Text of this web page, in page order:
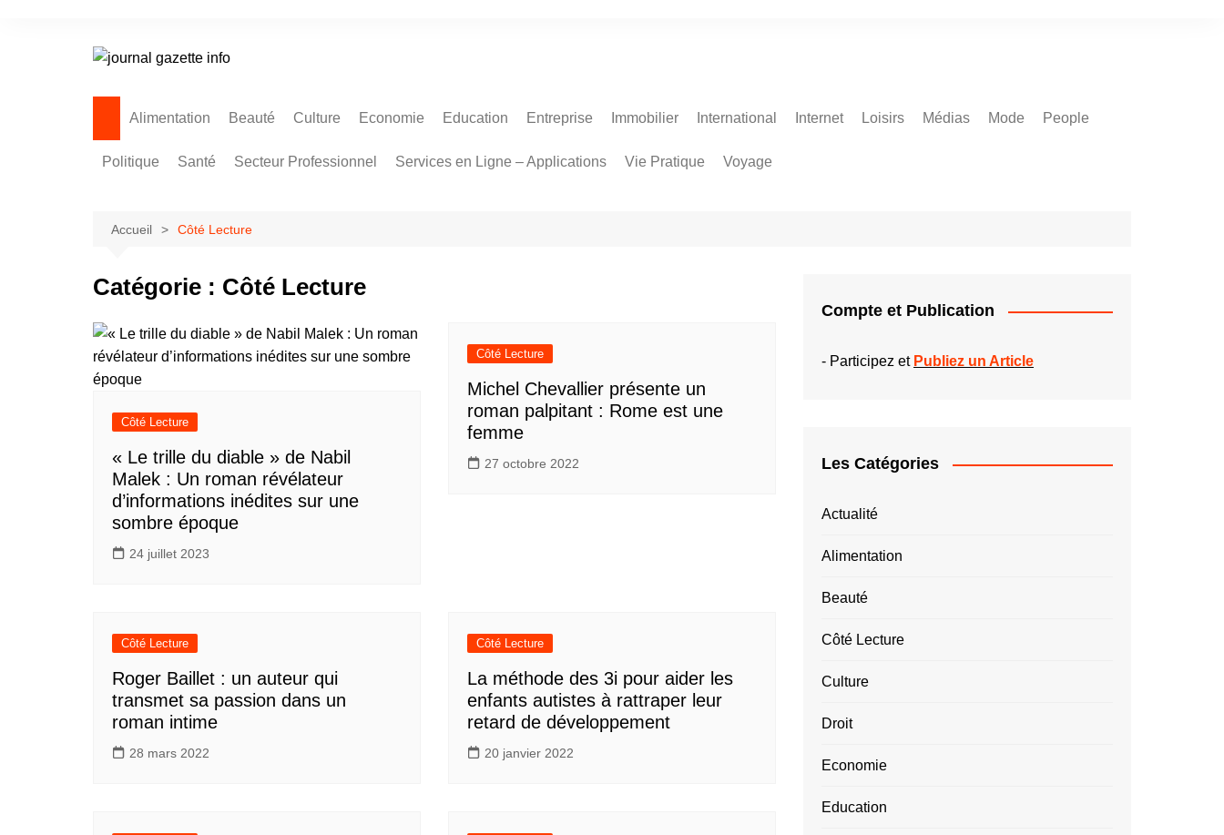
Alimentation Beauté Culture Economie Education Entreprise Immobilier International Internet Loisirs Médias Mode People
Politique Santé Secteur Professionnel Services en Ligne – Applications Vie Pratique Voyage
Accueil Côté Lecture
Catégorie : Côté Lecture
Côté Lecture
« Le trille du diable » de Nabil
Malek : Un roman révélateur
d’informations inédites sur une
sombre époque
24 juillet 2023
Côté Lecture
Michel Chevallier présente un
roman palpitant : Rome est une
femme
27 octobre 2022
Côté Lecture
Roger Baillet : un auteur qui
transmet sa passion dans un
roman intime
28 mars 2022
Côté Lecture
La méthode des 3i pour aider les
enfants autistes à rattraper leur
retard de développement
20 janvier 2022
Compte et Publication
- Participez et Publiez un Article
Les Catégories
Actualité
Alimentation
Beauté
Côté Lecture
Culture
Droit
Economie
Education